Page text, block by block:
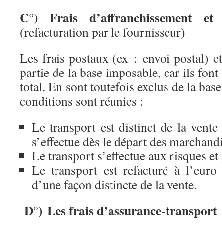
C°) Frais d’affranchissement
(refacturation par le fournisseur)
Les frais postaux (ex : envoi postal)
partie de la base imposable, car ils
total. En sont toutefois exclus de la
conditions sont réunies :
Le transport est distinct de la
s’effectue dès le départ des
Le transport s’effectue aux risques
Le transport est refacturé à
d’une façon distincte de la vente.
D°) Les frais d’assurance-transport